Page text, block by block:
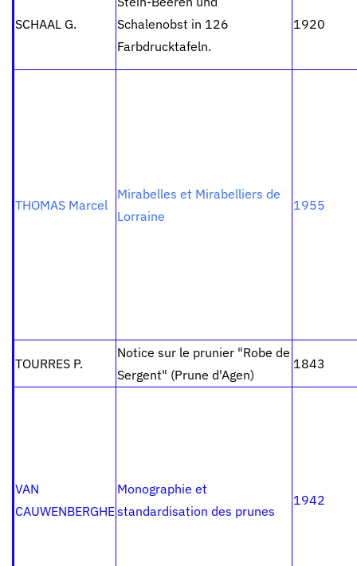
SCHAAL G.
Schalenobst in 126
Farbdrucktafeln.
1920
THOMAS Marcel
Mirabelles et Mirabelliers de
Lorraine
1955
TOURRES P.
Notice sur le prunier "Robe de
Sergent" (Prune d'Agen)
1843
VAN
CAUWENBERGHE
Monographie et
standardisation des prunes
1942